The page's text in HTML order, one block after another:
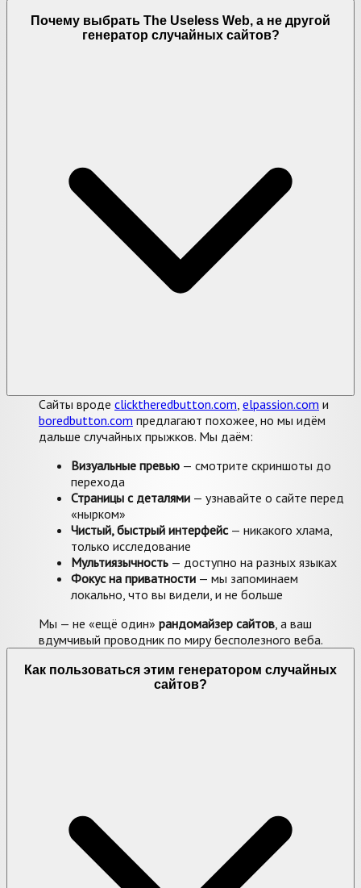
Почему выбрать The Useless Web, а не другой
генератор случайных сайтов?
Сайты вроде clicktheredbutton.com, elpassion.com и
boredbutton.com предлагают похожее, но мы идём
дальше случайных прыжков. Мы даём:
Визуальные превью — смотрите скриншоты до
перехода
Страницы с деталями — узнавайте о сайте перед
«нырком»
Чистый, быстрый интерфейс— никакого хлама,
только исследование
Мультиязычность — доступно на разных языках
Фокус на приватности — мы запоминаем
локально, что вы видели, и не больше
Мы — не «ещё один» рандомайзер сайтов, а ваш
вдумчивый проводник по миру бесполезного веба.
Как пользоваться этим генератором случайных
сайтов?